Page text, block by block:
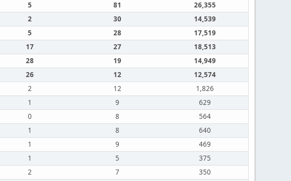
5 81
26,355
2 30
14,539
5 28
17,519
17 27
18,513
28 19
14,949
26 12
12,574
2 12
1,826
1 9
629
0 8
564
1 8
640
1 9
469
1 5
375
2 7
350